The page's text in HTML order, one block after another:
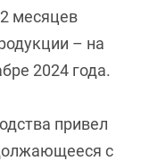
месяцев
– на
2024 года.
привел
с